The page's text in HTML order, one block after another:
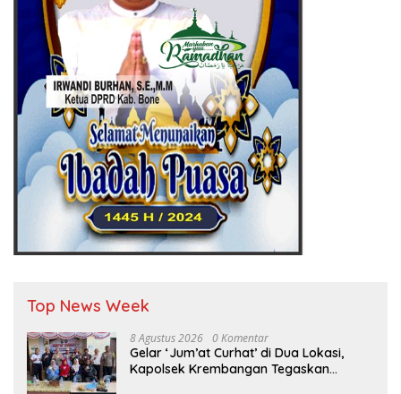
Top News Week
8 Agustus 2026 0 Komentar
Gelar ‘Jum’at Curhat’ di Dua Lokasi,
Kapolsek Krembangan Tegaskan